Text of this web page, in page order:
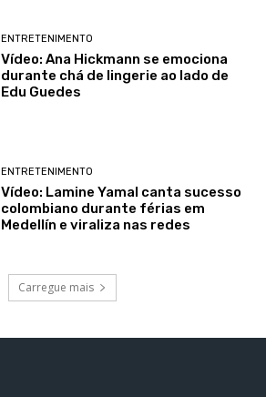
ENTRETENIMENTO
Vídeo: Ana Hickmann se emociona
durante chá de lingerie ao lado de
Edu Guedes
ENTRETENIMENTO
Vídeo: Lamine Yamal canta sucesso
colombiano durante férias em
Medellín e viraliza nas redes
Carregue mais